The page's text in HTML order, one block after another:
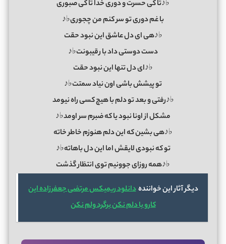
♭♪تا کی حسرت و دوری خدا تا کی صبوری
با غم دوری تو سر کنم من چجوری♭♪
♭♪هی ای دل عاشق این نبود حقت
دست دوستی داد با رقیبونت♭♪
♭♪ای دل تنها این نبود حقت
تو پیشش باشی اون نیاد سمتت♭♪
♭♪رفتی و بعد تو دلم با هیچ کسی راه نیومد
مشکل از اونا نبود یا که ضبرم سر اومد♭♪
♭♪هی بشین که این دلم هنوزم خاطر خاته
تو که نبودی لایقش اما این دل باهاته♭♪
♭♪همه روزای جوونیم توی انتظار گذشت
دیگر آثار این خوانندهدانلود ریمیکس مرتضی جعفرزاده این
کارو با دلم نکن برگرد ولم نکن